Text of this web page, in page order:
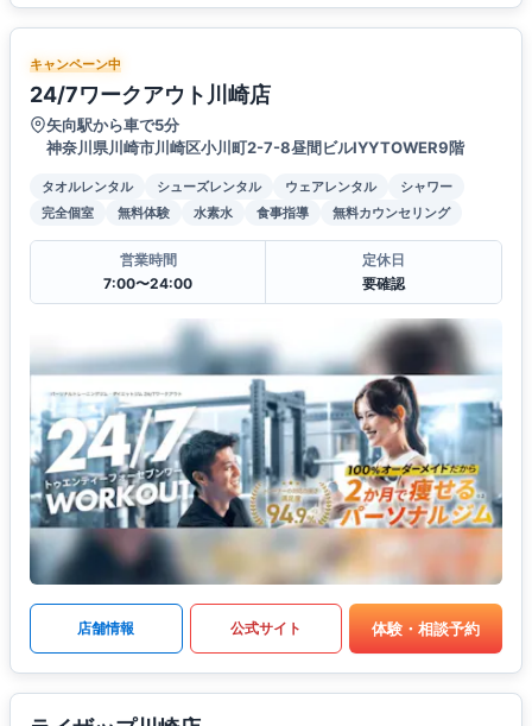
キャンペーン中
24/7ワークアウト川崎店
矢向駅から車で5分
神奈川県川崎市川崎区小川町2-7-8昼間ビルIYYTOWER9階
タオルレンタル シューズレンタル ウェアレンタル
シャワー
完全個室
無料体験 水素水 食事指導 無料カウンセリング
営業時間
7:00〜24:00
定休日
要確認
店舗情報 公式サイト 体験・相談予約